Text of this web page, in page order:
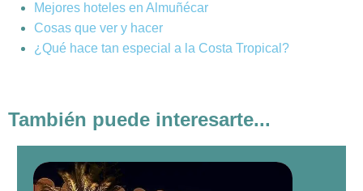
Mejores hoteles en Almuñécar
Cosas que ver y hacer
¿Qué hace tan especial a la Costa Tropical?
También puede interesarte...